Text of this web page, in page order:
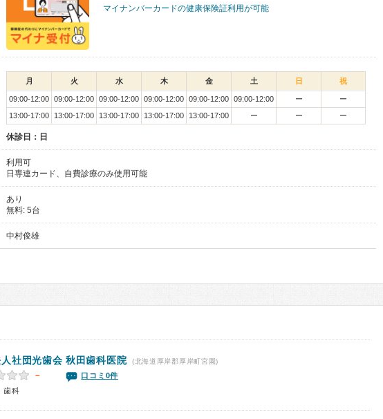
マイナンバーカードの健康保険証利用が可能
月 火 水 木 金 土 日 祝
09:00-12:00 09:00-12:00 09:00-12:00 09:00-12:00 09:00-12:00 09:00-12:00 ー
ー
13:00-17:00
13:00-17:00 13:00-17:00 13:00-17:00 13:00-17:00 ー ー ー
休診日：日
利用可
日専連カード、自費診療のみ使用可能
あり
無料: 5台
中村俊雄
人社団光歯会 秋田歯科医院 (北海道厚岸郡厚岸町宮園)
－
口コミ0件
歯科